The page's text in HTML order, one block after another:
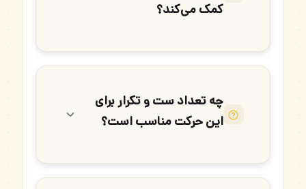
کمک می‌کند؟
چه تعداد ست و تکرار برای
این حرکت مناسب است؟